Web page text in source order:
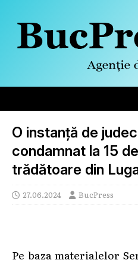
O instanță de
condamnat la 15
trădătoare din
27.06.2024 BucPress
Pe baza materialelor